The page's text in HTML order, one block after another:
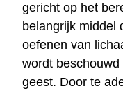
gericht op het
belangrijk middel
oefenen van
wordt
geest. Door te